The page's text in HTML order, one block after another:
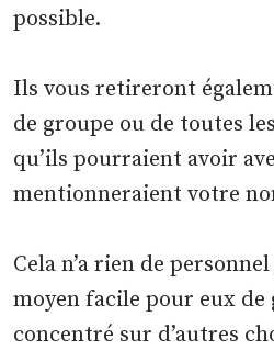
possible.
Ils vous retireront
de groupe ou de toutes
qu’ils pourraient avoir
mentionneraient votre
Cela n’a rien de
moyen facile pour eux
concentré sur d’autres